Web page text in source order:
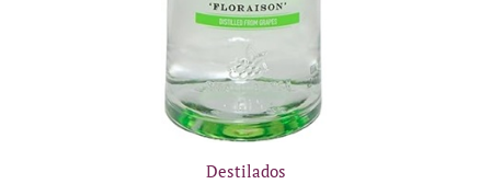
Destilados